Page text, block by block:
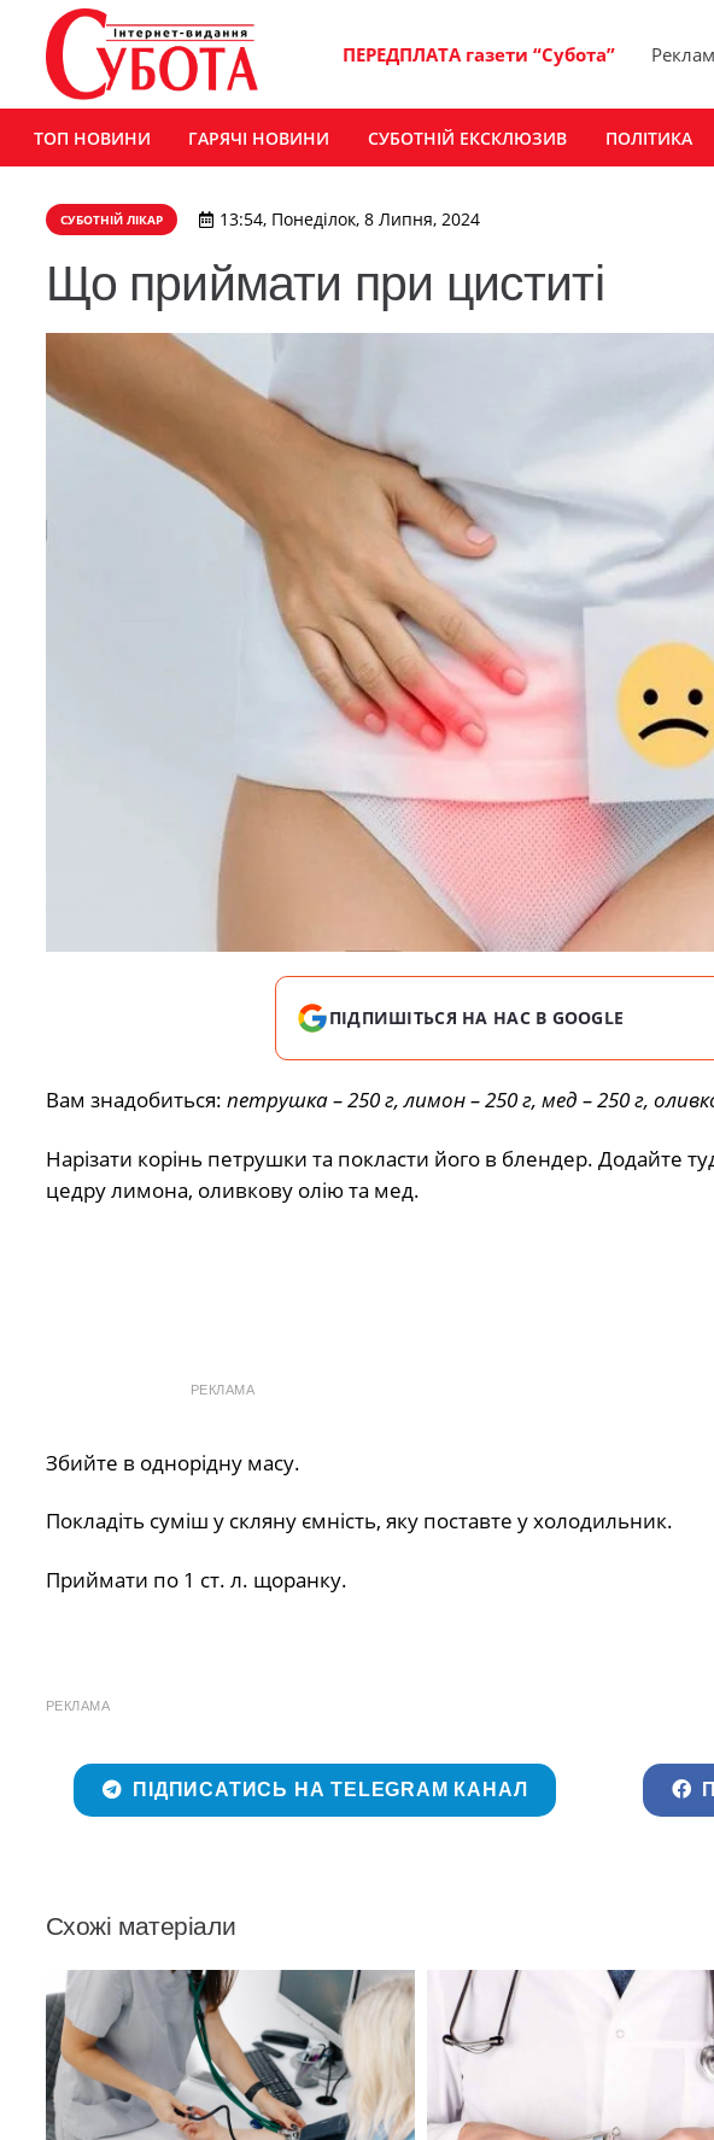
ПЕРЕДПЛАТА газети “Субота”
ТОП НОВИНИ ГАРЯЧІ НОВИНИ СУБОТНІЙ ЕКСКЛЮЗИВ ПОЛІТИКА
СУБОТНІЙ ЛІКАР 13:54, Понеділок, 8 Липня, 2024
Що приймати при циститі
ПІДПИШІТЬСЯ НА НАС В GOOGLE
Вам знадобиться: петрушка – 250 г, лимон – 250 г, мед – 250 г,
Нарізати корінь петрушки та покласти його в блендер. Додайте
цедру лимона, оливкову олію та мед.
РЕКЛАМА
Збийте в однорідну масу.
Покладіть суміш у скляну ємність, яку поставте у холодильник.
Приймати по 1 ст. л. щоранку.
РЕКЛАМА
ПІДПИСАТИСЬ НА TELEGRAM КАНАЛ
Схожі матеріали